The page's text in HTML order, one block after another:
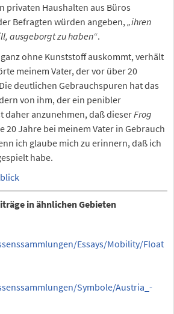
privaten Haushalten aus Büros
Befragten würden angeben,„ihren
ausgeborgt zu haben“.
ohne Kunststoff auskommt, verhält
meinem Vater, der vor über 20
deutlichen Gebrauchspuren hat das
von ihm, der ein penibler
daher anzunehmen, daß dieserFrog
20 Jahre bei meinem Vater in Gebrauch
ich glaube mich zu erinnern, daß ich
habe.
in ähnlichen Gebieten
Essays/Mobility/Float
Symbole/Austria_-